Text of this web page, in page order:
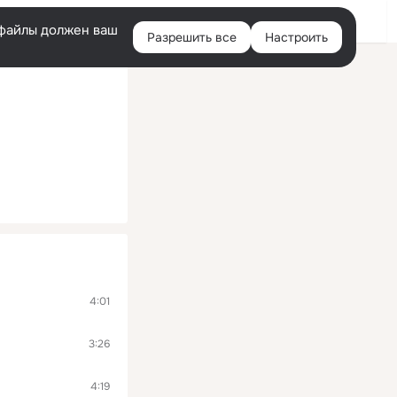
Войти
должен ваш Разрешить все Настроить
4:01
3:26
4:19